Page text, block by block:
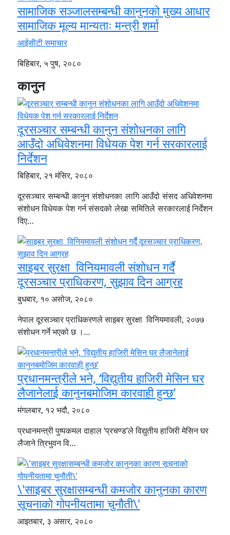
सामाजिक सञ्जालसम्बन्धी कानुनको मुख्य आधार
सामाजिक मूल्य मान्यताः मन्त्री शर्मा
आईसीटी समाचार
बिहिबार, ५ पुष, २०८०
कानुन
दूरसञ्चार सम्बन्धी कानुन संशोधनका लागि
आउँदो अधिवेशनमा विधेयक पेश गर्न सरकारलाई
निर्देशन
बिहिबार, २१ मंसिर, २०८०
दूरसञ्चार सम्बन्धी कानुन संशोधनका लागि आउँदो संसद अधिवेशनमा
संशोधन विधेयक पेश गर्न संसदको लेखा समितिले सरकारलाई निर्देशन
दिए…
साइबर सुरक्षा विनियमावली संशोधन गर्दै
दूरसञ्चार प्राधिकरण, सुझाव दिन आग्रह
बुधबार, १० असोज, २०८०
नेपाल दूरसञ्चार प्राधिकरणले साइबर सुरक्षा विनियमावली, २०७७
संशोधन गर्ने भएको छ ।…
प्रधानमन्त्रीले भने, ‘विद्युतीय हाजिरी मेसिन घर
लैजानेलाई कानुनबमोजिम कारवाही हुन्छ’
मंगलबार, १२ भदौ, २०८०
प्रधानमन्त्री पुष्पकमल दाहाल ‘प्रचण्ड’ले विद्युतीय हाजिरी मेसिन घर
लैजाने त्रिभुवन वि…
\'साइबर सुरक्षासम्बन्धी कमजोर कानुनका कारण
सूचनाको गोपनीयतामा चुनौती\'
आइतबार, ३ असार, २०८०